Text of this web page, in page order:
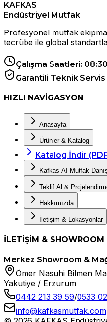
KAFKAS
Endüstriyel Mutfak
Profesyonel mutfak
tecrübe ile global
Çalışma Saatleri:
Garantili Teknik Servis
HIZLI NAVİGASYON
Anasayfa
Ürünler & Katalog
Katalog İndir
Kafkas AI Mutfak
Teklif Al &
Hakkımızda
İletişim & Lokasyonlar
İLETİŞİM & SHOWROOM
Merkez Showroom &
Ömer Nasuhi Bilmen
Yakutiye / Erzurum
0442 213 39 59/0533
info@kafkasmutfak.com